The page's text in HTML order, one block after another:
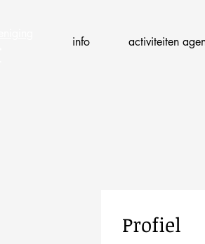
info activiteiten
Profiel